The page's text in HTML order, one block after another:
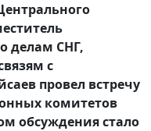
делам СНГ,
с
провел встречу
комитетов
обсуждения стало